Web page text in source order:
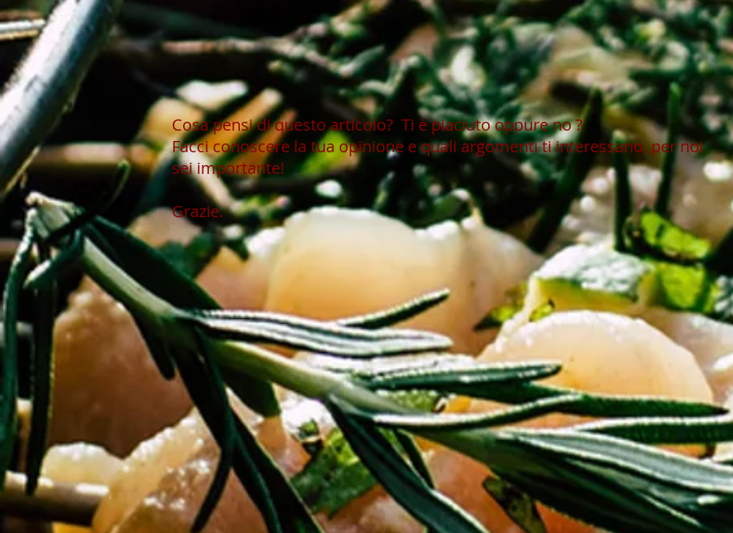
Cosa pensi di questo articolo? Ti è piaciuto oppure no ?
Facci conoscere la tua opinione e quali argomenti ti interessano, per noi
sei importante!
Grazie.